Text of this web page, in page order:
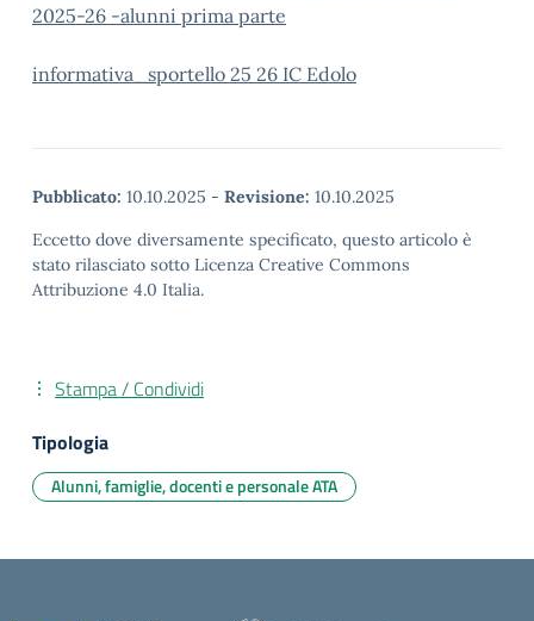
2025-26 -alunni prima parte
informativa_sportello 25 26 IC Edolo
Pubblicato: 10.10.2025 - Revisione: 10.10.2025
Eccetto dove diversamente specificato, questo articolo è
stato rilasciato sotto Licenza Creative Commons
Attribuzione 4.0 Italia.
Stampa / Condividi
Tipologia
Alunni, famiglie, docenti e personale ATA